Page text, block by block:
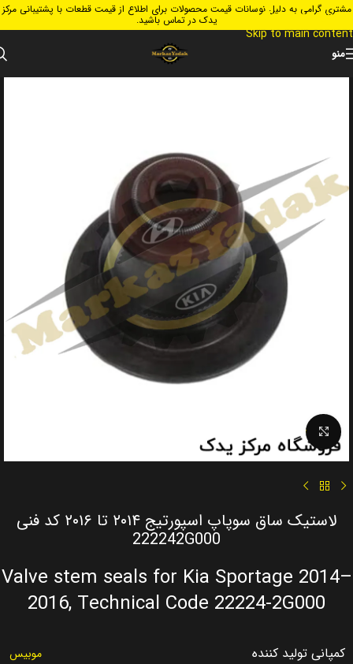
Skip to navigation
Skip to main content
مشتری گرامی به دلیل نوسانات قیمت محصولات برای اطلاع از قیمت قطعات با پشتیبانی مرکز
یدک در تماس باشید.
منو
Click to enlarge
لاستیک ساق سوپاپ اسپورتیج ۲۰۱۴ تا ۲۰۱۶ کد فنی
222242G000
Valve stem seals for Kia Sportage 2014–
2016, Technical Code 22224-2G000
کمپانی تولید کننده موبیس